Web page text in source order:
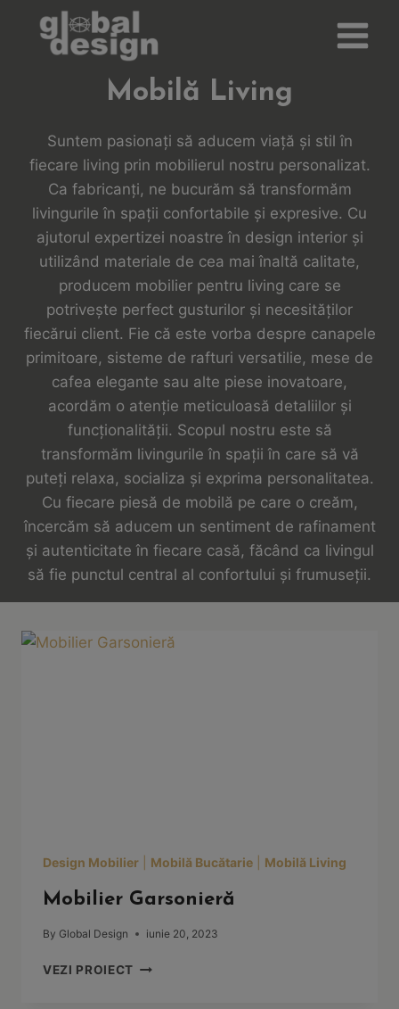
content
Mobilă Living
Suntem pasionați să aducem viață și stil în
fiecare living prin mobilierul nostru personalizat.
Ca fabricanți, ne bucurăm să transformăm
livingurile în spații confortabile și expresive. Cu
ajutorul expertizei noastre în design interior și
utilizând materiale de cea mai înaltă calitate,
producem mobilier pentru living care se
potrivește perfect gusturilor și necesităților
fiecărui client. Fie că este vorba despre canapele
primitoare, sisteme de rafturi versatilie, mese de
cafea elegante sau alte piese inovatoare,
acordăm o atenție meticuloasă detaliilor și
funcționalității. Scopul nostru este să
transformăm livingurile în spații în care să vă
puteți relaxa, socializa și exprima personalitatea.
Cu fiecare piesă de mobilă pe care o creăm,
încercăm să aducem un sentiment de rafinament
și autenticitate în fiecare casă, făcând ca livingul
să fie punctul central al confortului și frumuseții.
Design Mobilier Mobilă Bucătarie Mobilă Living
Mobilier Garsonieră
By Global Design iunie 20, 2023
VEZI PROIECT MOBILIER